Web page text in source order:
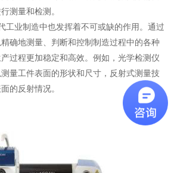
测量和检测。
工业制造中也发挥着不可或缺的作用。通过
确地测量、判断和控制制造过程中的各种
过程更加稳定和高效。例如， 光学检测仪
量工件表面的形状和尺寸，反射式测量技
的反射情况。